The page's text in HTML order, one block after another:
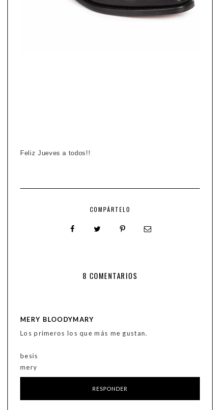
Feliz Jueves a todos!!
COMPÁRTELO
8 COMENTARIOS
MERY BLOODYMARY
Los primeros los que más me gustan.
besis
mery
RESPONDER